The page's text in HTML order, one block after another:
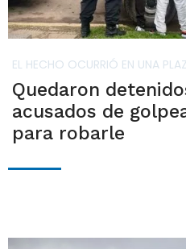
EL HECHO OCURRIÓ EN UNA
Quedaron
acusados de
para robarle